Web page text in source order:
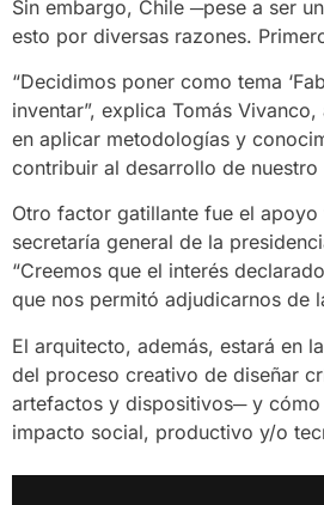
Sin embargo, Chile ─pese a ser
esto por diversas razones.
“Decidimos poner como tema
inventar”, explica Tomás
en aplicar metodologías y
contribuir al desarrollo de nuestro
Otro factor gatillante fue el
secretaría general de la
“Creemos que el interés
que nos permitó adjudicarnos de
El arquitecto, además, estará en la
del proceso creativo de diseñar
artefactos y dispositivos─ y
impacto social, productivo y/o